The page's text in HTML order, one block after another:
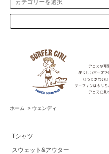
ホーム > ウェンディ
Tシャツ
スウェット&アウター